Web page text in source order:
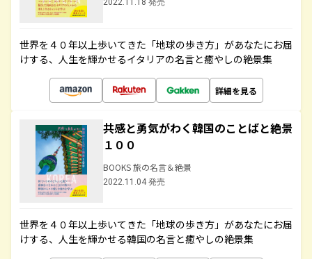
2022.11.18 発売
世界を４０年以上歩いてきた「地球の歩き方」があなたにお届
けする、人生を輝かせるイタリアの名言と癒やしの絶景集
詳細を見る
共感と勇気がわく韓国のことばと絶景
１００
BOOKS 旅の名言＆絶景
2022.11.04 発売
世界を４０年以上歩いてきた「地球の歩き方」があなたにお届
けする、人生を輝かせる韓国の名言と癒やしの絶景集